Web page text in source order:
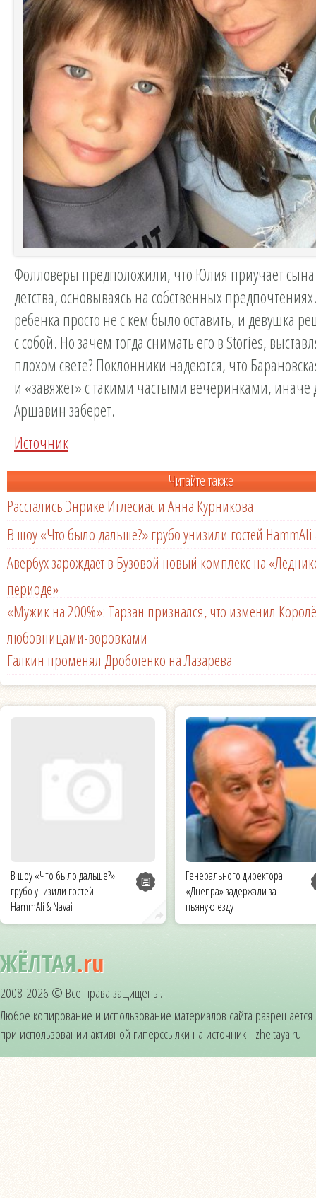
Фолловеры предположили, что Юлия приучает сына
детства, основываясь на собственных
ребенка просто не с кем было оставить, и девушка
с собой. Но зачем тогда снимать его в Stories,
плохом свете? Поклонники надеются, что
и «завяжет» с такими частыми вечеринками, иначе
Аршавин заберет.
Источник
Читайте также
Расстались Энрике Иглесиас и Анна Курникова
В шоу «Что было дальше?» грубо унизили гостей HammAli
Авербух зарождает в Бузовой новый комплекс на
периоде»
«Мужик на 200%»: Тарзан признался, что изменил
любовницами-воровками
Галкин променял Дроботенко на Лазарева
В шоу «Что было дальше?»
грубо унизили гостей
HammAli & Navai
Генерального директора
«Днепра» задержали за
пьяную езду
ЖЁЛТАЯ.ru
2008-2026 © Все права защищены.
Любое копирование и использование материалов сайта
при использовании активной гиперссылки на источник - zheltaya.ru